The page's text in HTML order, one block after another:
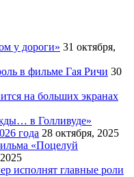
у дороги» 31 октября,
в фильме Гая Ричи 30
на больших экранах
в Голливуде»
года 28 октября, 2025
«Поцелуй
исполнят главные роли